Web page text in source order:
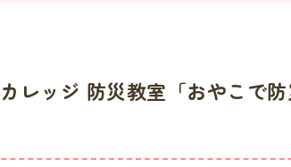
レッジ 防災教室「おやこで